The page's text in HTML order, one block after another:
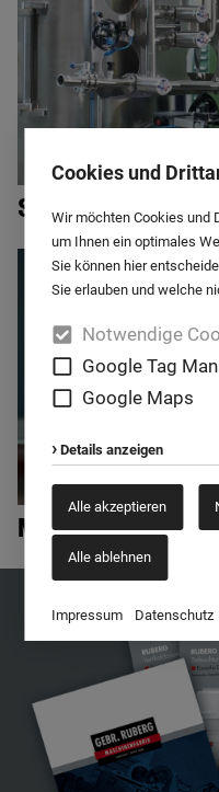
Cookies und
Wir möchten Cookies und
um Ihnen ein optimales
Sie können hier
Sie erlauben und welche
Notwendige
Google Tag
Google Maps
Details anzeigen
Alle akzeptieren
Alle ablehnen
Impressum Datenschutz
Service
Mischversuche &